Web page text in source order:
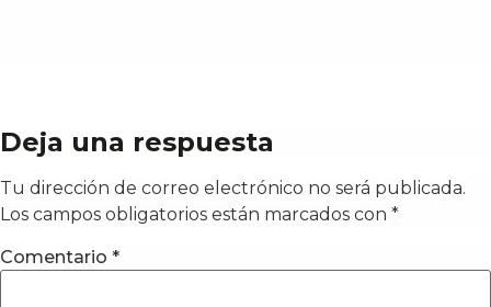
Deja una respuesta
Tu dirección de correo electrónico no será publicada.
Los campos obligatorios están marcados con *
Comentario *